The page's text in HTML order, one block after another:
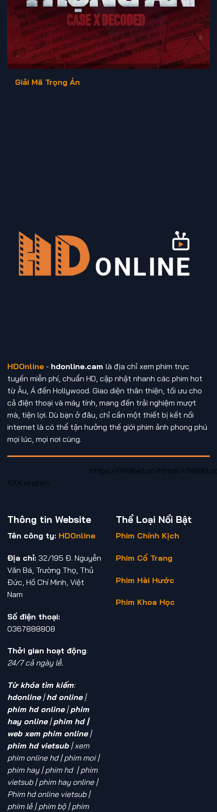
Giải Mã Trọng Án
HDOnline - hdonline.cam là địa chỉ xem phim trực
tuyến miễn phí, chuẩn HD, cập nhật nhanh các phim hot
từ Âu, Á đến Hollywood. Giao diện thân thiện, tối ưu cho
cả điện thoại và máy tính, mang đến trải nghiệm mượt
mà, tiện lợi. Dù bạn ở đâu, chỉ cần một thiết bị kết nối
internet là có thể tận hưởng thế giới phim ảnh phong phú
mọi lúc, mọi nơi cùng.
https://789bet.co/https://
XXX ro phim
Thông tin Website
Tên công ty: HDOnline
Địa chỉ: 32/195 Đ. Nguyễn
Văn Bá, Trường Thọ, Thủ
Đức, Hồ Chí Minh, Việt
Nam
Số điện thoại:
0367888808
Thởi gian hoạt động:
24/7 cả ngày lễ.
Từ khóa tìm kiếm:
hdonline|hd online|
phim hd online| phim
hay online|phim hd |
web xem phim online|
phim hd vietsub| xem
phim online hd| phim moi |
phim hay | phim hd | phim
vietsub | phim hay online |
Phim hd online vietsub |
phim lẻ | phim bộ | phim
Thể Loại Nổi Bật
Phim Chính Kịch
Phim Cổ Trang
Phim Hài Hước
Phim Khoa Học